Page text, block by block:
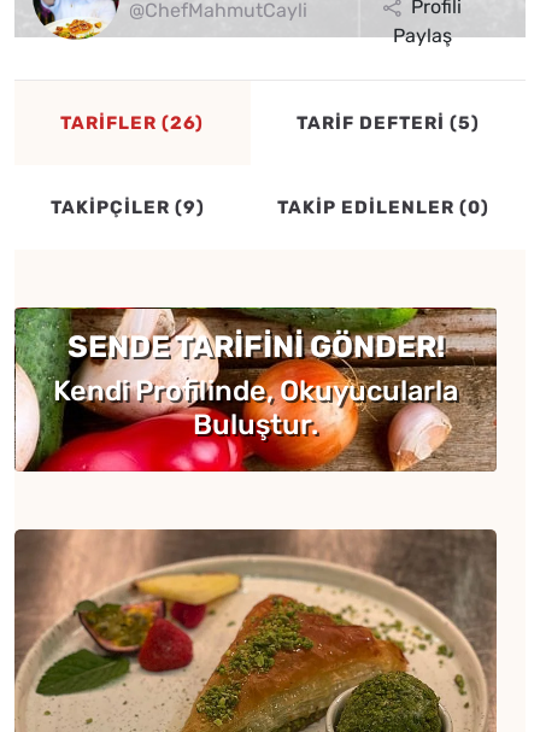
@ChefMahmutCayli
Profili
Paylaş
TARİFLER (26) TARİF DEFTERİ (5)
TAKİPÇİLER (9) TAKİP EDİLENLER (0)
SENDE TARİFİNİ GÖNDER!
Kendi Profilinde, Okuyucularla
Buluştur.